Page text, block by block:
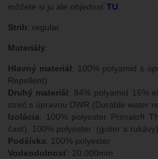
môžete si ju ale objednať TU
Strih: regular
Materiály:
Hlavný materiál: 100% polyamid s
Repellent)
Druhý materiál: 84% polyamid 16%
streč s úpravou DWR (Durable water
Izolácia: 100% polyester Primaloft
časť), 100% polyester (golier a rukávy)
Podšívka: 100% polyester
Vodeodolnosť: 20.000mm